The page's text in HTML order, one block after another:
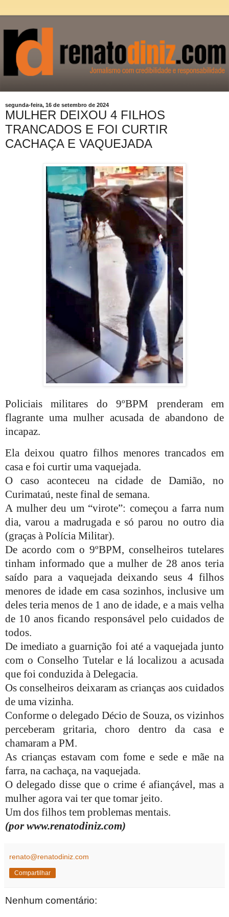
segunda-feira, 16 de setembro de 2024
MULHER DEIXOU 4 FILHOS
TRANCADOS E FOI CURTIR
CACHAÇA E VAQUEJADA
Policiais militares do 9ºBPM prenderam em
flagrante uma mulher acusada de abandono de
incapaz.
Ela deixou quatro filhos menores trancados em
casa e foi curtir uma vaquejada.
O caso aconteceu na cidade de Damião, no
Curimataú, neste final de semana.
A mulher deu um “virote”: começou a farra num
dia, varou a madrugada e só parou no outro dia
(graças à Polícia Militar).
De acordo com o 9ºBPM, conselheiros tutelares
tinham informado que a mulher de 28 anos teria
saído para a vaquejada deixando seus 4 filhos
menores de idade em casa sozinhos, inclusive um
deles teria menos de 1 ano de idade, e a mais velha
de 10 anos ficando responsável pelo cuidados de
todos.
De imediato a guarnição foi até a vaquejada junto
com o Conselho Tutelar e lá localizou a acusada
que foi conduzida à Delegacia.
Os conselheiros deixaram as crianças aos cuidados
de uma vizinha.
Conforme o delegado Décio de Souza, os vizinhos
perceberam gritaria, choro dentro da casa e
chamaram a PM.
As crianças estavam com fome e sede e mãe na
farra, na cachaça, na vaquejada.
O delegado disse que o crime é afiançável, mas a
mulher agora vai ter que tomar jeito.
Um dos filhos tem problemas mentais.
(por www.renatodiniz.com)
renato@renatodiniz.com
Compartilhar
Nenhum comentário: